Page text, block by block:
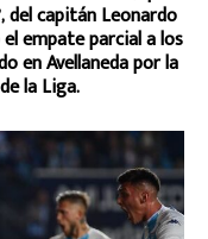
del capitán Leonardo
empate parcial a los
en Avellaneda por la
la Liga.